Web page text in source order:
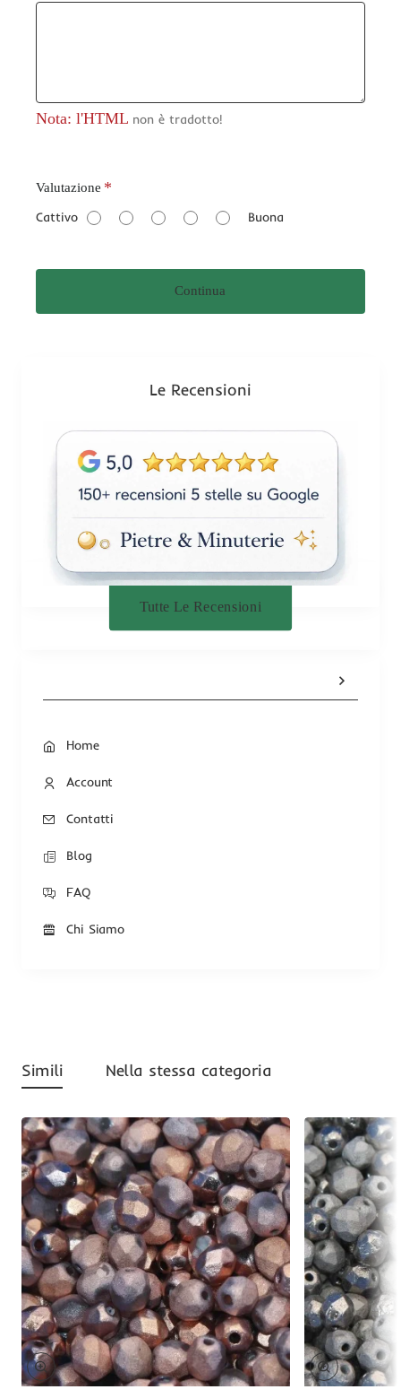
Nota: l'HTML non è tradotto!
V
l
t
z
Valutazione
Cattivo Buona
Continua
Le Recensioni
Tutte Le Recensioni
Home
Account
Contatti
Blog
FAQ
Chi Siamo
Simili Nella stessa categoria